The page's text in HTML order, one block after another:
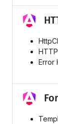
Error